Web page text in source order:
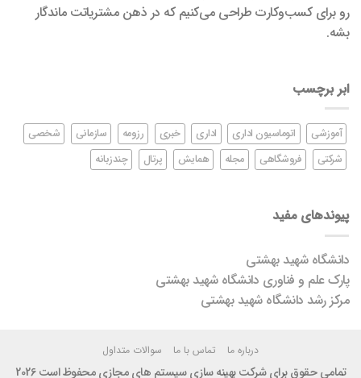
رو برای کسب‌وکارت طراحی می‌کنیم که در ذهن مشتریاتت ماندگار
بشه.
ابر برچسب
آموزشی اتوماسیون اداری اداری خبری رزومه سازمانی
شخصی
شرکتی
فروشگاهی مجله همایش پرتال چندزبانه
پیوندهای مفید
دانشگاه شهید بهشتی
پارک علم و فناوری دانشگاه شهید بهشتی
مرکز رشد دانشگاه شهید بهشتی
درباره ما تماس با ما سوالات متداول
تمامی حقوق برای شرکت بهینه سازی سیستم های مجازی محفوظ است 2026